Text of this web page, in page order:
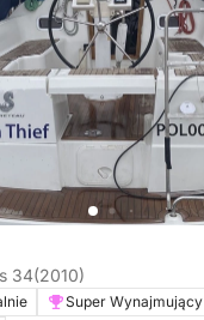
34(2010)
Super Wynajmujący